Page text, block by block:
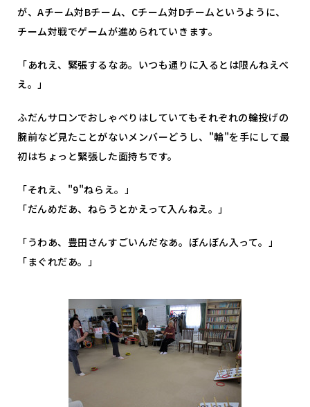
が、Aチーム対Bチーム、Cチーム対Dチームというように、
チーム対戦でゲームが進められていきます。
「あれえ、緊張するなあ。いつも通りに入るとは限んねえべ
え。」
ふだんサロンでおしゃべりはしていてもそれぞれの輪投げの
腕前など見たことがないメンバーどうし、"輪"を手にして最
初はちょっと緊張した面持ちです。
「それえ、"9"ねらえ。」
「だんめだあ、ねらうとかえって入んねえ。」
「うわあ、豊田さんすごいんだなあ。ぽんぽん入って。」
「まぐれだあ。」